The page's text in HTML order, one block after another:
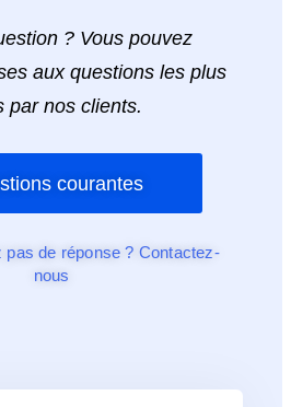
? Vous pouvez
aux questions les plus
par nos clients.
courantes
pas de réponse ? Contactez-
nous